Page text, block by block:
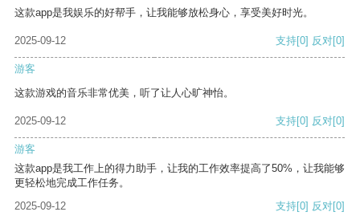
这款app是我娱乐的好帮手，让我能够放松身心，享受美好时光。
2025-09-12 支持[0] 反对[0]
游客
这款游戏的音乐非常优美，听了让人心旷神怡。
2025-09-12 支持[0] 反对[0]
游客
这款app是我工作上的得力助手，让我的工作效率提高了50%，让我能够
更轻松地完成工作任务。
2025-09-12
支持[0] 反对[0]